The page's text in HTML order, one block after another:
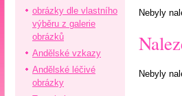
Nebyly
Nebyly
obrázky dle vlastního
výběru z galerie
obrázků
Andělské vzkazy
Andělské léčivé
obrázky